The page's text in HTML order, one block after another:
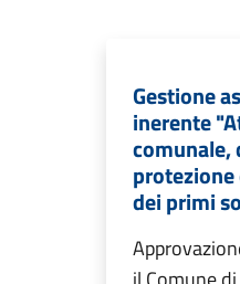
Gestione
inerente
comunale,
dei primi